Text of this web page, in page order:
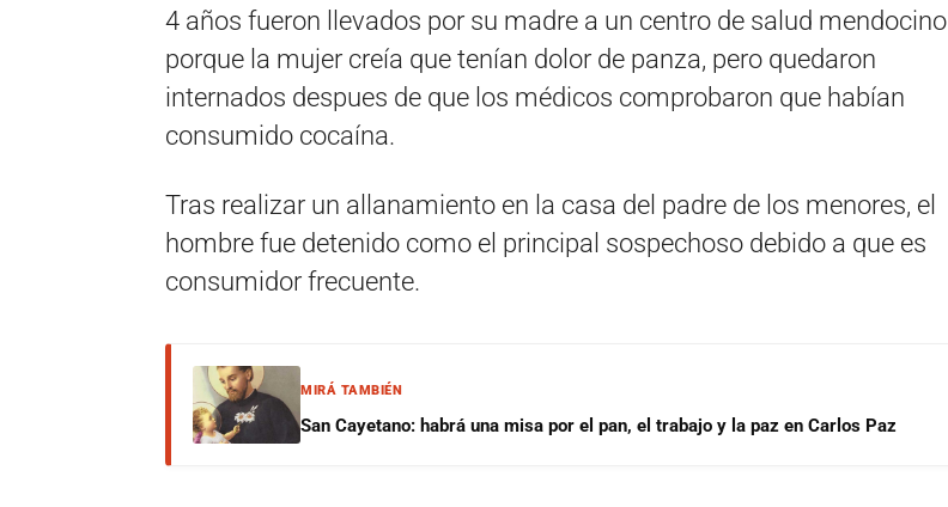
4 años fueron llevados por su madre a un centro de salud mendocino
porque la mujer creía que tenían dolor de panza, pero quedaron
internados despues de que los médicos comprobaron que habían
consumido cocaína.
Tras realizar un allanamiento en la casa del padre de los menores, el
hombre fue detenido como el principal sospechoso debido a que es
consumidor frecuente.
MIRÁ TAMBIÉN
San Cayetano: habrá una misa por el pan, el trabajo y la paz en Carlos Paz